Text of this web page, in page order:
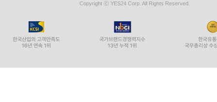
Copyright ⓒ YES24 Corp. All Rights Reserved.